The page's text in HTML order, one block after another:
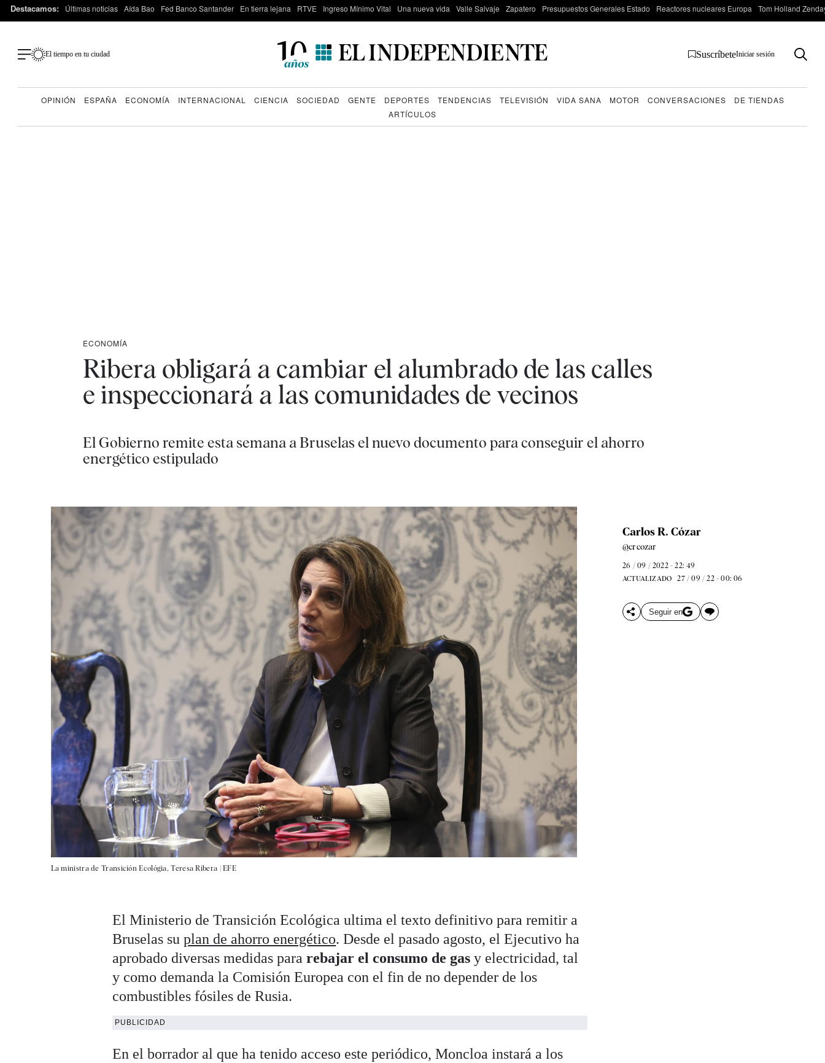
Destacamos: Últimas noticias Aída Bao Fed Banco Santander En tierra lejana RTVE Ingreso Mínimo Vital Una nueva vida Valle Salvaje Zapatero Presupuestos Generales Estado Reactores nucleares Europa Tom Holland
El tiempo en tu ciudad SuscríbeteIniciar sesión
OPINIÓN ESPAÑA ECONOMÍA INTERNACIONAL CIENCIA SOCIEDAD GENTE DEPORTES TENDENCIAS TELEVISIÓN VIDA SANA MOTOR CONVERSACIONES
DE TIENDAS
ARTÍCULOS
ECONOMÍA
Ribera obligará a cambiar el alumbrado de las calles
e inspeccionará a las comunidades de vecinos
El Gobierno remite esta semana a Bruselas el nuevo documento para conseguir el ahorro
energético estipulado
La ministra de Transición Ecológia, Teresa Ribera |EFE
Carlos R. Cózar
@crcozar
26 / 09 / 2022 - 22: 49
ACTUALIZADO 27 / 09 / 22 - 00: 06
Seguir en
El Ministerio de Transición Ecológica ultima el texto definitivo para remitir a
Bruselas suplan de ahorro energético. Desde el pasado agosto, el Ejecutivo ha
aprobado diversas medidas pararebajar el consumo de gas y electricidad, tal
y como demanda la Comisión Europea con el fin de no depender de los
combustibles fósiles de Rusia.
PUBLICIDAD
En el borrador al que ha tenido acceso este periódico, Moncloa instará a los